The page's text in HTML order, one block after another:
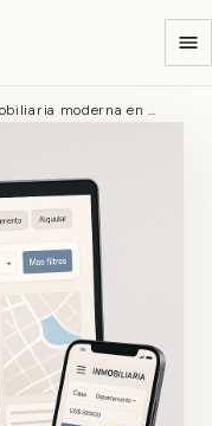
moderna en …